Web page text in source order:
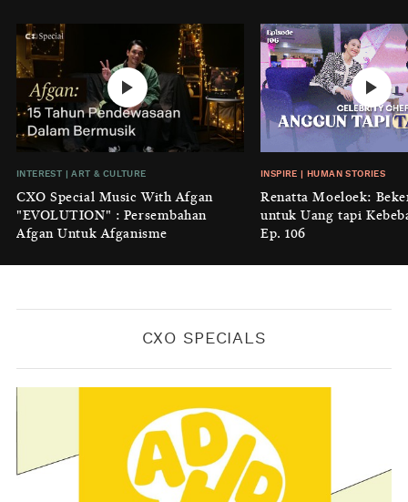
KONTRIBUTOR CXO MEDIA
INTEREST|HOME
No Place Like: Camping Ground
Cidulang
KONTRIBUTOR CXO MEDIA
GENERAL KNOWLEDGE
Luruhnya Daun Terakhir: Kala
'Benteng Alam' yang Tak Lagi Bisa
Melindungi
BYKONTRIBUTOR CXO MEDIA
INTEREST |ART & CULTURE
CXO Special Music With Afgan
"EVOLUTION" : Persembahan
Afgan Untuk Afganisme
INSPIRE HUMAN STORIES
Renatta Moeloek:
untuk Uang tapi
Ep. 106
CXO SPECIALS